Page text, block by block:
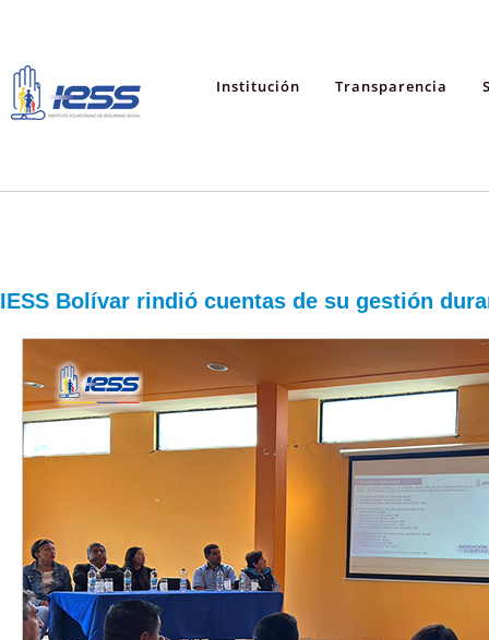
Institución Transparencia
IESS Bolívar rindió cuentas de su gestión